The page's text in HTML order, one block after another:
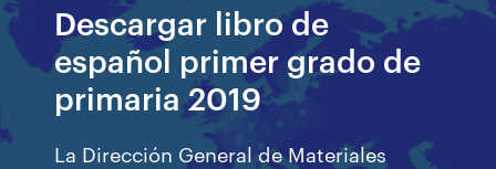
Descargar libro de
español primer grado de
primaria 2019
La Dirección General de Materiales